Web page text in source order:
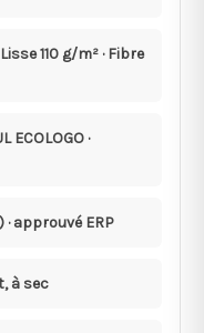
110 g/m² · Fibre
ECOLOGO ·
approuvé ERP
à sec